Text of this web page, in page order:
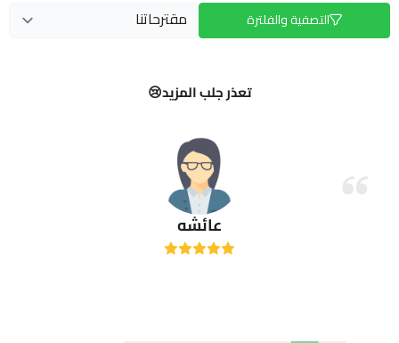
التصفية والفلترة
تعذر جلب المزيد😢
عائشه